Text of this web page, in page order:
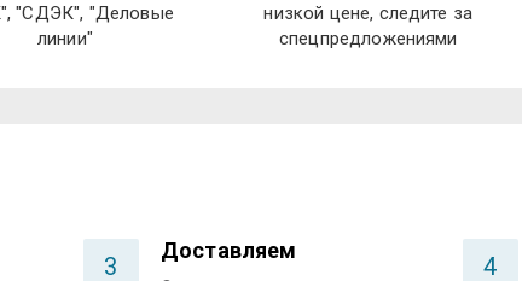
"СДЭК", "Деловые
линии"
низкой цене, следите за
спецпредложениями
3
Доставляем
4